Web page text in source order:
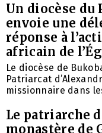
Un diocèse du
envoie une
réponse à
africain de
Le diocèse de
Patriarcat
missionnaire dans
Le patriarche
monastère de